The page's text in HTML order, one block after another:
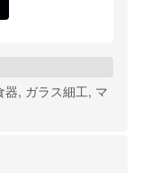
, ガラス細工, マ